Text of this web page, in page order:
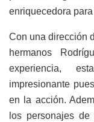
enriquecedora
Con una dirección
hermanos
experiencia,
impresionante
en la acción.
los personajes